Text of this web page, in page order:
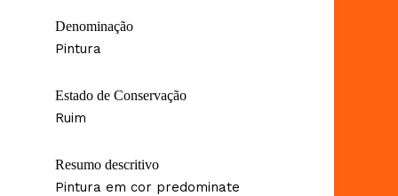
Denominação
Pintura
Estado de Conservação
Ruim
Resumo descritivo
Pintura em cor predominate